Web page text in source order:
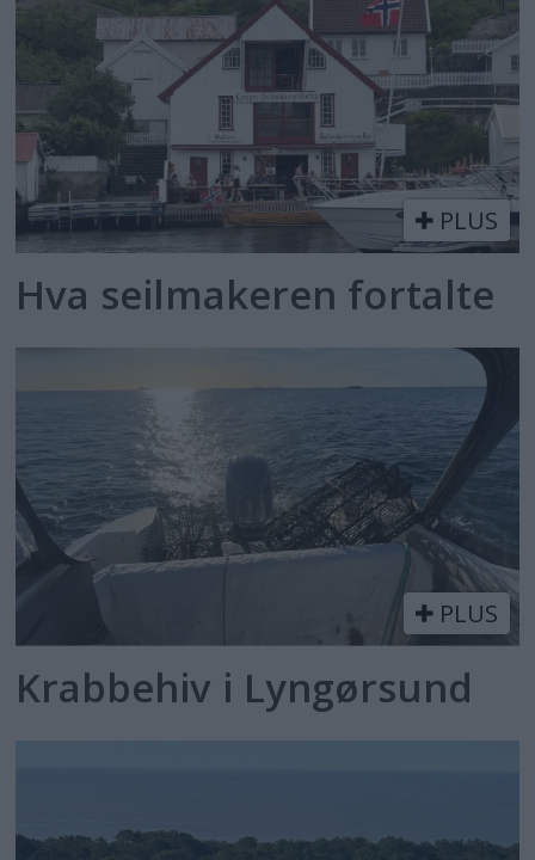
PLUS
Hva seilmakeren fortalte
PLUS
Krabbehiv i Lyngørsund